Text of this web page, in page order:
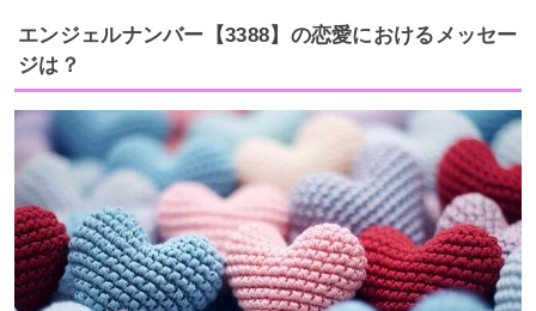
エンジェルナンバー【3388】の恋愛におけるメッセー
ジは？